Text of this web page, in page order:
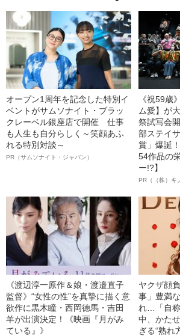
オープン1周年を記念した特別イ
ベントがサムソナイト・ブラッ
クレーベル銀座店で開催 仕事
も人生も自分らしく～笑顔あふ
れる特別対談～
PR（サムソナイト・ジャパン）
《祝59歳
ム愛】が
祭試写会
部ステイ
賞」爆誕
54作品の
ー!?】
PR（（株）キ
《渡辺淳一原作＆娘・渡邉直子
監督》“女性の性”を真摯に描く意
欲作に黒木瞳・西岡德馬・吉田
羊が出演決定！《映画『月がみ
ている』》
ヤクザ顔
事」豊満
れ…「自
中、かた
ぎる“熟れ